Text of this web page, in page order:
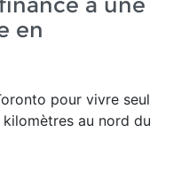
en
pour vivre seul
au nord du